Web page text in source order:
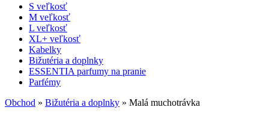
S veľkosť
M veľkosť
L veľkosť
XL+ veľkosť
Kabelky
Bižutéria a doplnky
ESSENTIA parfumy na pranie
Parfémy
Obchod » Bižutéria a doplnky » Malá muchotrávka